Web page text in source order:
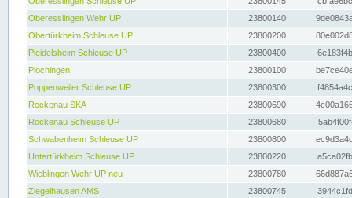
Oberesslingen Wehr UP
23800140
Obertürkheim Schleuse UP
23800200
Pleidelsheim Schleuse UP
23800400
Plochingen
23800100
Poppenweiler Schleuse UP
23800300
Rockenau SKA
23800690
Rockenau Schleuse UP
23800680
Schwabenheim Schleuse UP
23800800
Untertürkheim Schleuse UP
23800220
Wieblingen Wehr UP neu
23800780
Ziegelhausen AMS
23800745